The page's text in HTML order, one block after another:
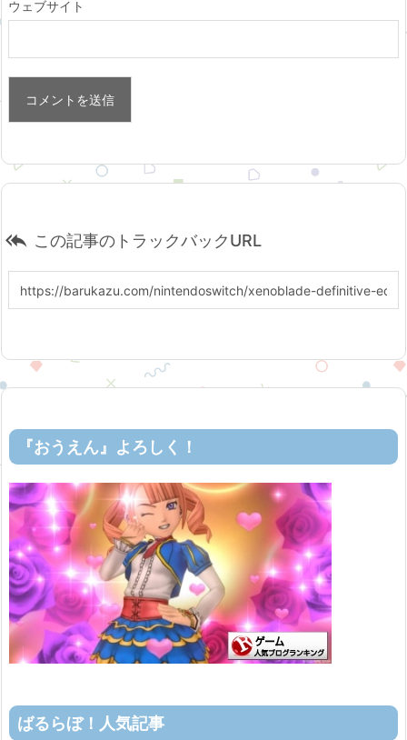
ウェブサイト
 この記事のトラックバックURL
『おうえん』よろしく！
ばるらぼ！人気記事